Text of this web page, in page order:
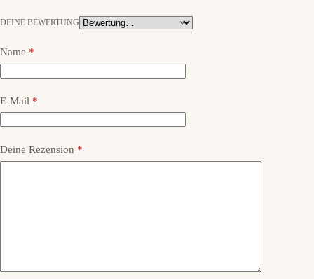
DEINE BEWERTUNG
Name *
E-Mail *
Deine Rezension *